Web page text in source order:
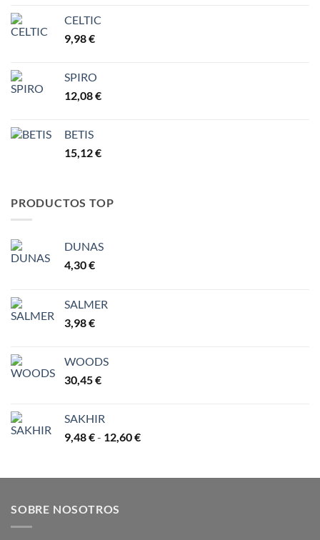
CELTIC
9,98€
SPIRO
12,08€
BETIS
15,12€
PRODUCTOS TOP
DUNAS
4,30€
SALMER
3,98€
WOODS
30,45€
SAKHIR
9,48€- 12,60€Rango
desde
SOBRE NOSOTROS